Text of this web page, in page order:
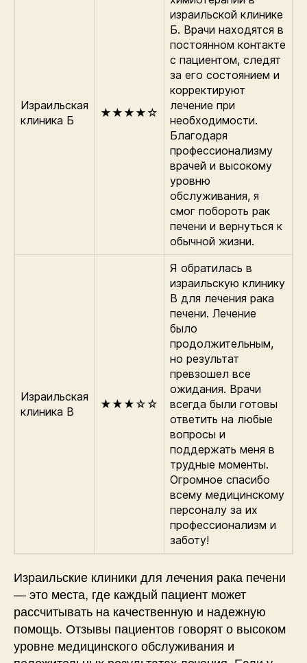
Израильская
клиника Б
★★★★☆
израильской клинике
Б. Врачи находятся в
постоянном контакте
с пациентом, следят
за его состоянием и
корректируют
лечение при
необходимости.
Благодаря
профессионализму
врачей и высокому
уровню
обслуживания, я
смог побороть рак
печени и вернуться к
обычной жизни.
Израильская
клиника В
★★★☆☆
Я обратилась в
израильскую клинику
В для лечения рака
печени. Лечение
было
продолжительным,
но результат
превзошел все
ожидания. Врачи
всегда были готовы
ответить на любые
вопросы и
поддержать меня в
трудные моменты.
Огромное спасибо
всему медицинскому
персоналу за их
профессионализм и
заботу!
Израильские клиники для лечения рака печени
— это места, где каждый пациент может
рассчитывать на качественную и надежную
помощь. Отзывы пациентов говорят о высоком
уровне медицинского обслуживания и